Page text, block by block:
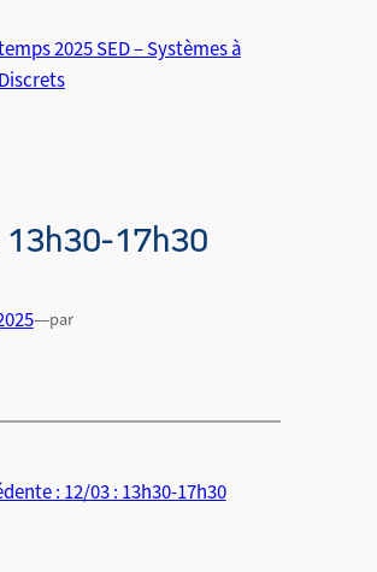
2025 SED – Systèmes à
17h30
—par
:12/03 : 13h30-17h30